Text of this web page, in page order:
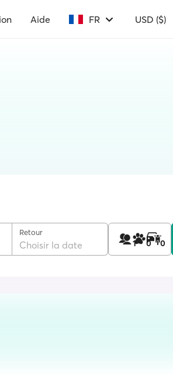
Aide FR USD ($)
Retour
Choisir la date 1 0 0